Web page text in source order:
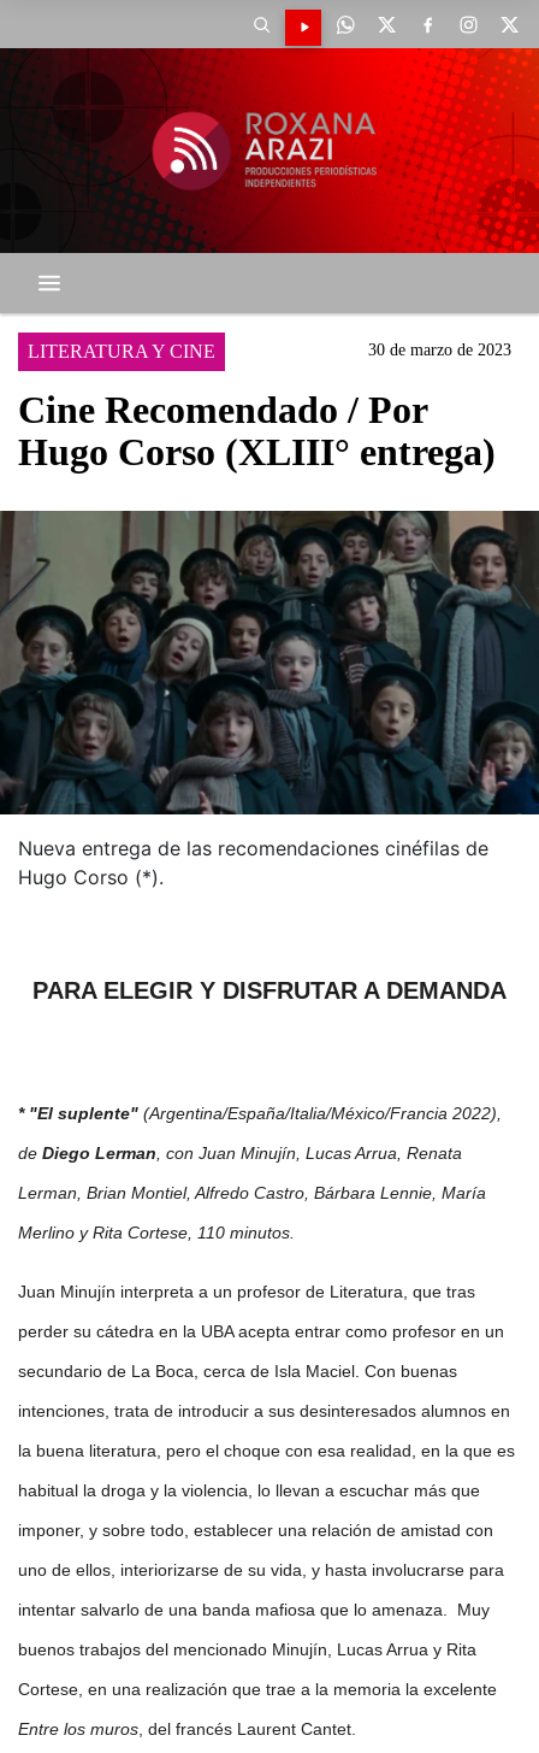
LITERATURA Y CINE 30 de marzo de 2023
Cine Recomendado / Por
Hugo Corso (XLIII° entrega)
Nueva entrega de las recomendaciones cinéfilas de
Hugo Corso (*).
PARA ELEGIR Y DISFRUTAR A DEMANDA
* "El suplente" (Argentina/España/Italia/México/Francia 2022),
de Diego Lerman , con Juan Minujín, Lucas Arrua, Renata
Lerman, Brian Montiel, Alfredo Castro, Bárbara Lennie, María
Merlino y Rita Cortese, 110 minutos.
Juan Minujín interpreta a un profesor de Literatura, que tras
perder su cátedra en la UBA acepta entrar como profesor en un
secundario de La Boca, cerca de Isla Maciel. Con buenas
intenciones, trata de introducir a sus desinteresados alumnos en
la buena literatura, pero el choque con esa realidad, en la que es
habitual la droga y la violencia, lo llevan a escuchar más que
imponer, y sobre todo, establecer una relación de amistad con
uno de ellos, interiorizarse de su vida, y hasta involucrarse para
intentar salvarlo de una banda mafiosa que lo amenaza. Muy
buenos trabajos del mencionado Minujín, Lucas Arrua y Rita
Cortese, en una realización que trae a la memoria la excelente
Entre los muros , del francés Laurent Cantet.